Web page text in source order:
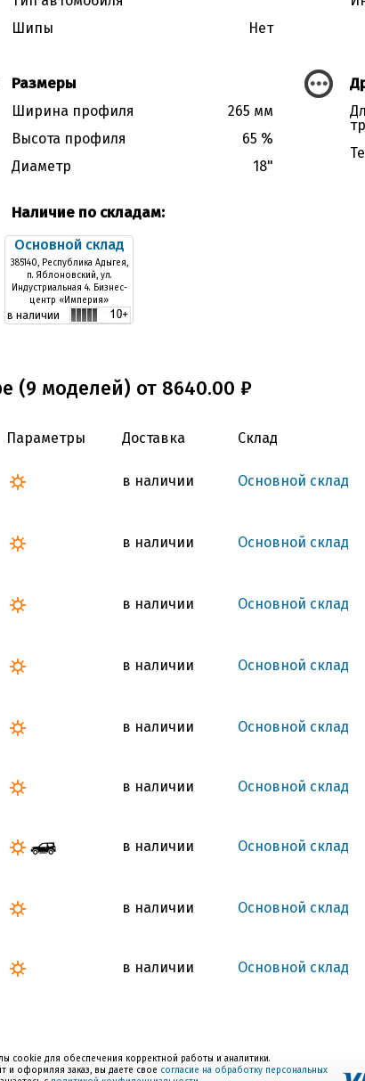
Шипы
Нет
Размеры
Ширина профиля
265 мм
Высота профиля
65 %
Диаметр
18"
Наличие по складам:
Основной склад
385140, Республика Адыгея,
п. Яблоновский, ул.
Индустриальная 4. Бизнес-
центр «Империя»
в наличии
(9 моделей) от 8640.00 ₽
Параметры Доставка Склад
в наличии Основной склад
в наличии Основной склад
в наличии Основной склад
в наличии Основной склад
в наличии Основной склад
в наличии Основной склад
в наличии Основной склад
в наличии Основной склад
в наличии Основной склад
cookie для обеспечения корректной работы и аналитики.
и оформляя заказ, вы даете свое согласие на обработку персональных